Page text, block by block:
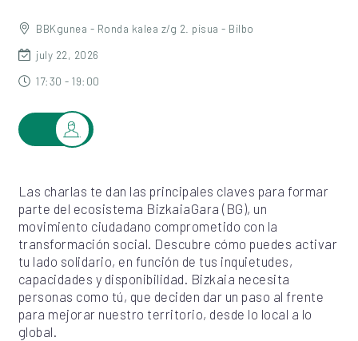
BBKgunea - Ronda kalea z/g 2. pisua - Bilbo
july 22, 2026
17:30 - 19:00
Las charlas te dan las principales claves para formar
parte del ecosistema BizkaiaGara (BG), un
movimiento ciudadano comprometido con la
transformación social. Descubre cómo puedes activar
tu lado solidario, en función de tus inquietudes,
capacidades y disponibilidad. Bizkaia necesita
personas como tú, que deciden dar un paso al frente
para mejorar nuestro territorio, desde lo local a lo
global.